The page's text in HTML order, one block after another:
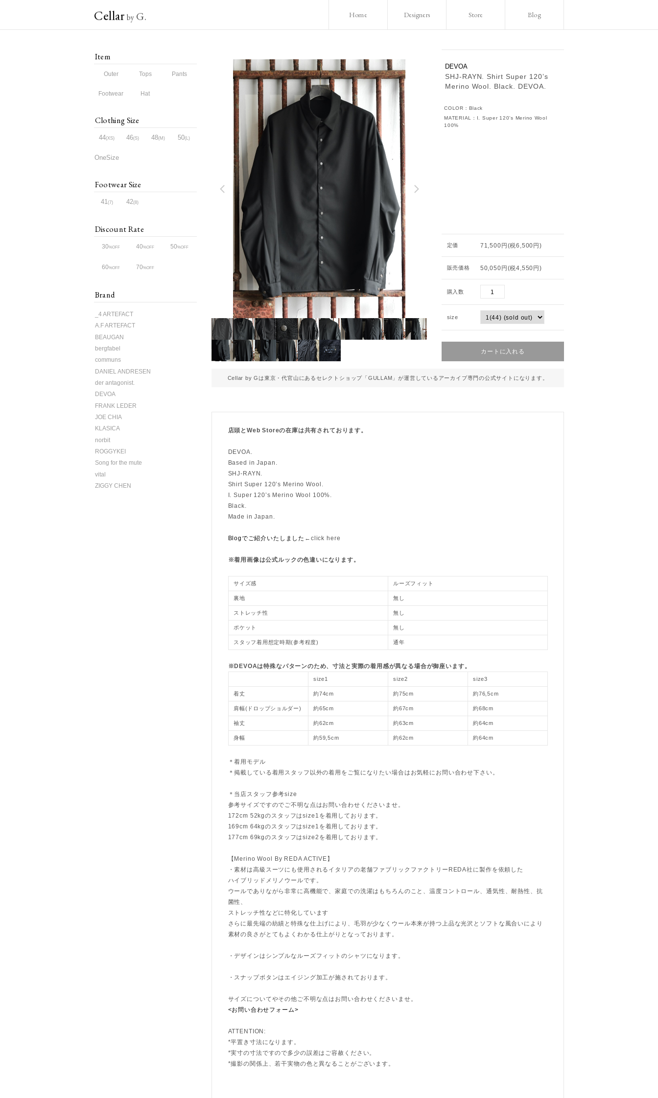
Cellar by G. Home Designers Store Blog
DEVOA
SHJ-RAYN. Shirt Super 120’s
Merino Wool. Black. DEVOA.
COLOR：Black
MATERIAL：I. Super 120’s Merino Wool
100%
定価 71,500円(税6,500円)
販売価格 50,050円(税4,550円)
購入数
size
Cellar by Gは東京・代官山にあるセレクトショップ「GULLAM」が運営しているアーカイブ専門の公式サイトになります。
店頭とWeb Storeの在庫は共有されております。
DEVOA.
Based in Japan.
SHJ-RAYN.
Shirt Super 120’s Merino Wool.
I. Super 120’s Merino Wool 100%.
Black.
Made in Japan.
Blogでご紹介いたしました ←click here
※着用画像は公式ルックの色違いになります。
サイズ感 ルーズフィット
裏地 無し
ストレッチ性 無し
ポケット 無し
スタッフ着用想定時期(参考程度) 通年
※DEVOAは特殊なパターンのため、寸法と実際の着用感が異なる場合が御座います。
size1 size2 size3
着丈 約74cm 約75cm 約76,5cm
肩幅(ドロップショルダー) 約65cm 約67cm 約68cm
袖丈 約62cm 約63cm 約64cm
身幅 約59,5cm 約62cm 約64cm
＊着用モデル
＊掲載している着用スタッフ以外の着用をご覧になりたい場合はお気軽にお問い合わせ下さい。
＊当店スタッフ参考size
参考サイズですのでご不明な点はお問い合わせくださいませ。
172cm 52kgのスタッフはsize1を着用しております。
169cm 64kgのスタッフはsize1を着用しております。
177cm 69kgのスタッフはsize2を着用しております。
【Merino Wool By REDA ACTIVE】
・素材は高級スーツにも使用されるイタリアの老舗ファブリックファクトリーREDA社に製作を依頼した
ハイブリッドメリノウールです。
ウールでありながら非常に高機能で、家庭での洗濯はもちろんのこと、温度コントロール、通気性、耐熱性、抗
菌性、
ストレッチ性などに特化しています
さらに最先端の紡績と特殊な仕上げにより、毛羽が少なくウール本来が持つ上品な光沢とソフトな風合いにより
素材の良さがとてもよくわかる仕上がりとなっております。
・デザインはシンプルなルーズフィットのシャツになります。
・スナップボタンはエイジング加工が施されております。
サイズについてやその他ご不明な点はお問い合わせくださいませ。
<お問い合わせフォーム>
ATTENTION:
*平置き寸法になります。
*実寸の寸法ですので多少の誤差はご容赦ください。
*撮影の関係上、若干実物の色と異なることがございます。
Item
Outer Tops Pants
Footwear Hat
Clothing Size
44 XS 46 S 48 M 50 L
OneSize
Footwear Size
41 7 42 8
Discount Rate
30%OFF 40%OFF 50%OFF
60%OFF 70%OFF
Brand
_4 ARTEFACT
A.F ARTEFACT
BEAUGAN
bergfabel
communs
DANIEL ANDRESEN
der antagonist.
DEVOA
FRANK LEDER
JOE CHIA
KLASICA
norbit
ROGGYKEI
Song for the mute
vital
ZIGGY CHEN